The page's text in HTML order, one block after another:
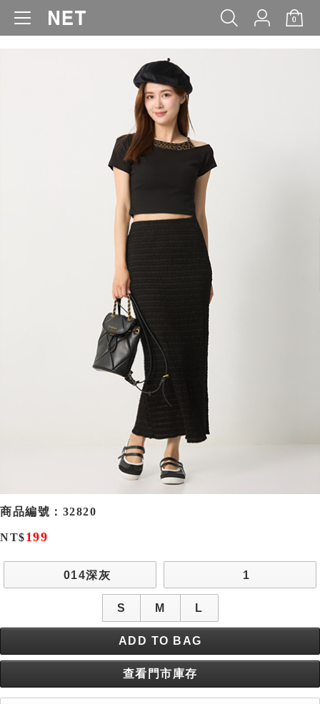
0
WOMEN MEN KIDS BABY
商品編號： 32820
NT$199
014深灰 1
S M L
ADD TO BAG
查看門市庫存